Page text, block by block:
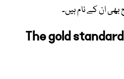
بھی ان کے نام ہیں۔
The gold